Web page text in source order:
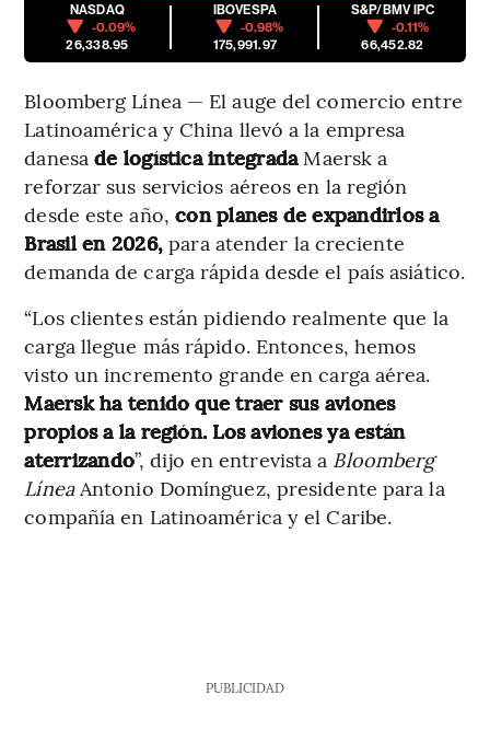
NASDAQ
-0.09%
26,338.95
IBOVESPA
-0.98%
175,991.97
S&P/BMV IPC
-0.11%
66,452.82
Bloomberg Línea — El auge del comercio entre
Latinoamérica y China llevó a la empresa
danesade logística integradaMaersk a
reforzar sus servicios aéreos en la región
desde este año, con planes de expandirlos a
Brasil en 2026,para atender la creciente
demanda de carga rápida desde el país asiático.
“Los clientes están pidiendo realmente que la
carga llegue más rápido. Entonces, hemos
visto un incremento grande en carga aérea.
Maersk ha tenido que traer sus aviones
propios a la región. Los aviones ya están
aterrizando”, dijo en entrevista a Bloomberg
LíneaAntonio Domínguez, presidente para la
compañía en Latinoamérica y el Caribe.
PUBLICIDAD